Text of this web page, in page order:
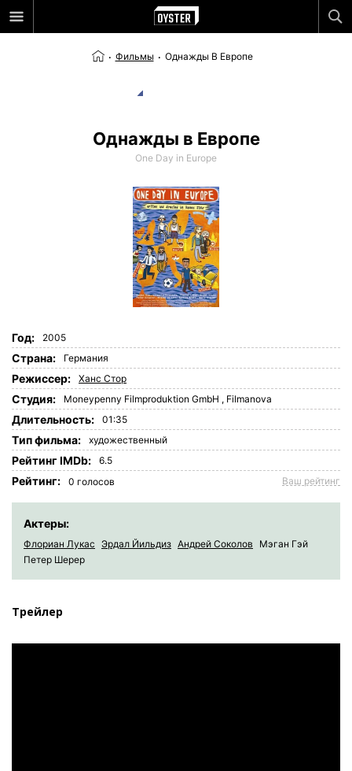
Фильмы Однажды В Европе
Однажды в Европе
One Day in Europe
Год: 2005
Страна: Германия
Режиссер: Ханс Стор
Студия: Moneypenny Filmproduktion GmbH , Filmanova
Длительность: 01:35
Tип фильма: художественный
Рейтинг IMDb: 6.5
Рейтинг: 0 голосов Ваш рейтинг
Актеры:
Флориан Лукас Эрдал Йильдиз Андрей Соколов
Мэган Гэй
Петер Шерер
Трейлер